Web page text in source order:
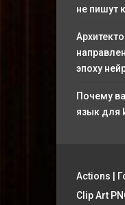
не пишут
эпоху
Почему
язык для
Actions |
Clip Art